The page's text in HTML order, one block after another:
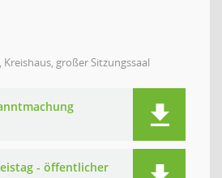
großer Sitzungssaal
- öffentlicher